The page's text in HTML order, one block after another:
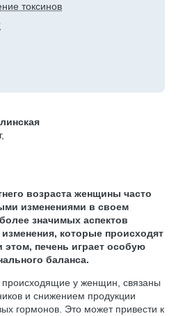
токсинов
возраста женщины часто
изменениями в своем
значимых аспектов
которые происходят
этом, печень играет особую
баланса.
у женщин, связаны
и снижением продукции
гормонов. Это может привести к